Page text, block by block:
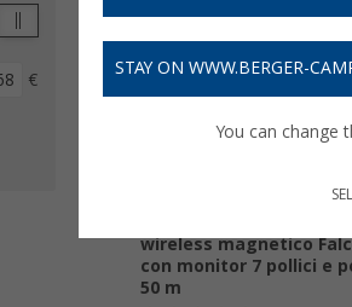
€
wireless magnetico
con monitor 7 pollici e
50 m
STAY ON WWW.BERGER-
You can change